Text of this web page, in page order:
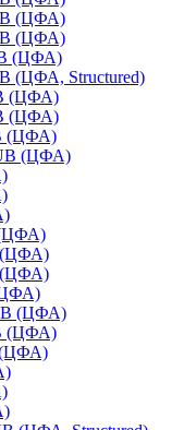
(ЦФА)
(ЦФА)
(ЦФА)
(ЦФА, Structured)
(ЦФА)
(ЦФА)
(ЦФА)
(ЦФА)
(ЦФА)
(ЦФА)
(ЦФА)
(ЦФА)
(ЦФА)
(ЦФА)